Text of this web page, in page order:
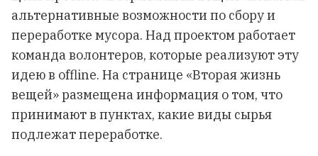
альтернативные возможности по сбору и
переработке мусора. Над проектом работает
команда волонтеров, которые реализуют эту
идею в offline. На странице «Вторая жизнь
вещей» размещена информация о том, что
принимают в пунктах, какие виды сырья
подлежат переработке.